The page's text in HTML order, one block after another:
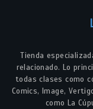
Tienda
relacionado. Lo
todas clases como
Comics, Image,
como La